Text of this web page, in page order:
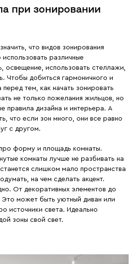
при зонировании
что видов зонирования
различные
освещение, использовать стеллажи,
Чтобы добиться гармоничного и
тем, как начать зонировать
не только пожелания жильцов, но
правила дизайна и интерьера. А
что если зон много, они все равно
с другом.
форму и площадь комнаты.
комнаты лучше не разбивать на
слишком мало пространства
на чем сделать акцент.
От декоративных элементов до
Это может быть уютный диван или
источники света. Идеально
зоны свой свет.